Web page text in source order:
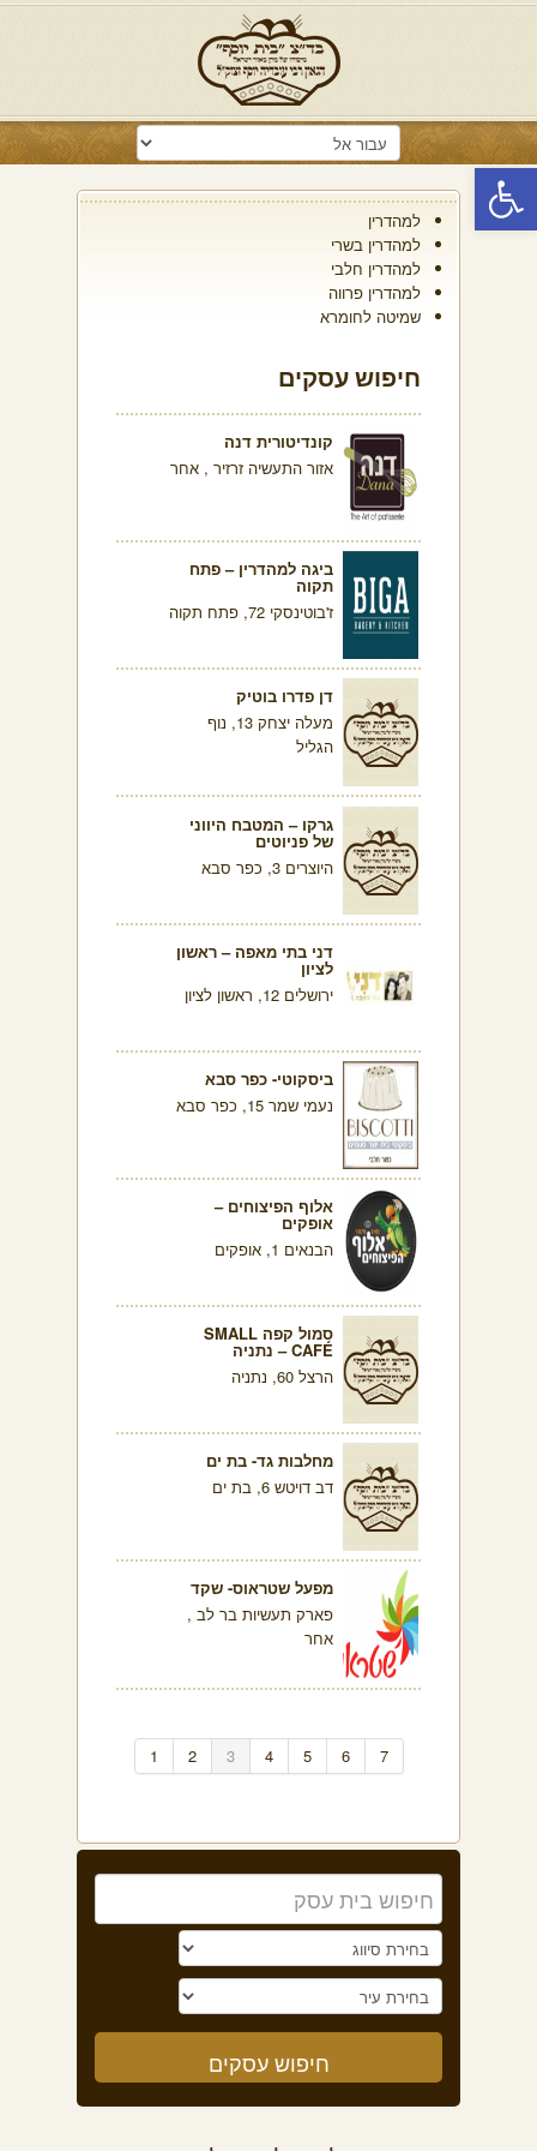
פתח סרגל נגישות
למהדרין
למהדרין בשרי
למהדרין חלבי
למהדרין פרווה
שמיטה לחומרא
חיפוש עסקים
קונדיטורית דנה
אזור התעשיה זרזיר , אחר
ביגה למהדרין – פתח
תקוה
ז'בוטינסקי 72, פתח תקוה
דן פדרו בוטיק
מעלה יצחק 13, נוף
הגליל
גרקו – המטבח היווני
של פניוטים
היוצרים 3, כפר סבא
דני בתי מאפה – ראשון
לציון
ירושלים 12, ראשון לציון
ביסקוטי- כפר סבא
נעמי שמר 15, כפר סבא
אלוף הפיצוחים –
אופקים
הבנאים 1, אופקים
סמול קפה SMALL
CAFÉ – נתניה
הרצל 60, נתניה
מחלבות גד- בת ים
דב דויטש 6, בת ים
מפעל שטראוס- שקד
פארק תעשיות בר לב ,
אחר
1 2 3 4 5 6 7